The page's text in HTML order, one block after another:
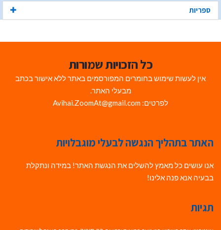
ספריות
כל הזכויות שמורות
אין לעשות שימוש בחומרים המפורסמים באתר ללא אישור בכתב
מבעלי האתר.
לפרטים: Avihai.ZoomAt@gmail.com
האתר בתהליך הנגשה לבעלי מוגבלויות
אנו עושים כל מאמץ להשלים את הנגשת האתר! במידה ונתקלת
בבעיה אנא פנה אלינו!
תגיות